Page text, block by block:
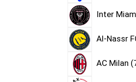
Inter
Al-Nassr
AC Milan